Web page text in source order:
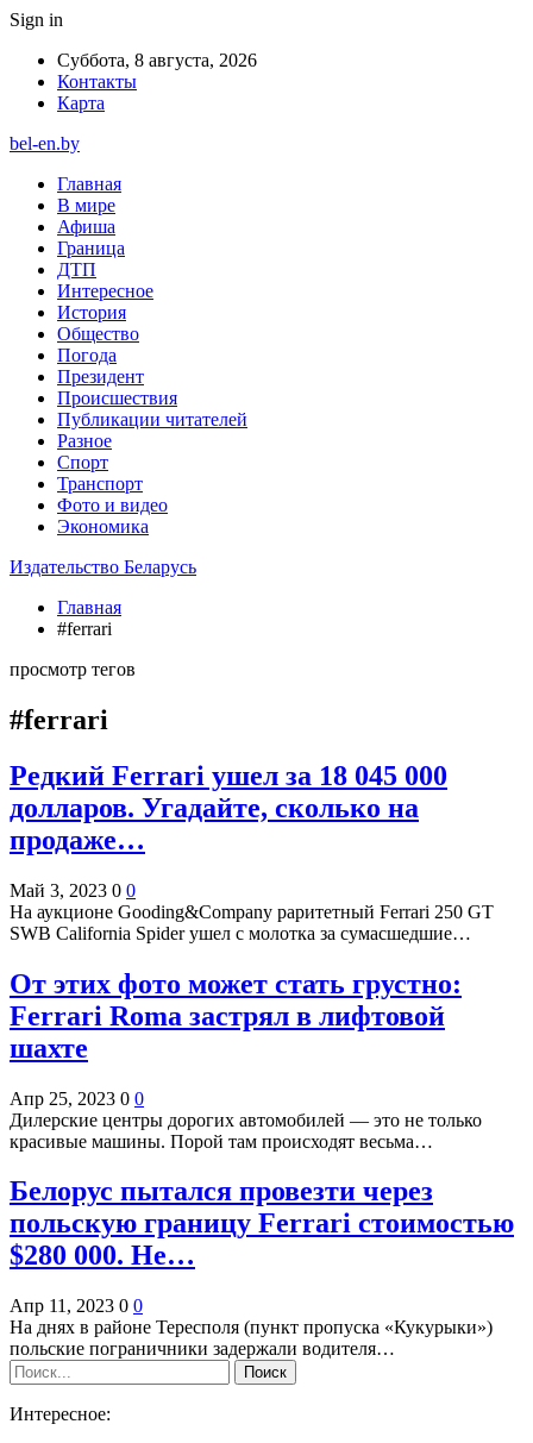
Sign in
Суббота, 8 августа, 2026
Контакты
Карта
bel-en.by
Главная
В мире
Афиша
Граница
ДТП
Интересное
История
Общество
Погода
Президент
Происшествия
Публикации читателей
Разное
Спорт
Транспорт
Фото и видео
Экономика
Издательство Беларусь
Главная
#ferrari
просмотр тегов
#ferrari
Редкий Ferrari ушел за 18 045 000
долларов. Угадайте, сколько на
продаже…
Май 3, 2023 0 0
На аукционе Gooding&Company раритетный Ferrari 250 GT
SWB California Spider ушел с молотка за сумасшедшие…
От этих фото может стать грустно:
Ferrari Roma застрял в лифтовой
шахте
Апр 25, 2023 0 0
Дилерские центры дорогих автомобилей — это не только
красивые машины. Порой там происходят весьма…
Белорус пытался провезти через
польскую границу Ferrari стоимостью
$280 000. Не…
Апр 11, 2023 0 0
На днях в районе Тересполя (пункт пропуска «Кукурыки»)
польские пограничники задержали водителя…
Интересное: